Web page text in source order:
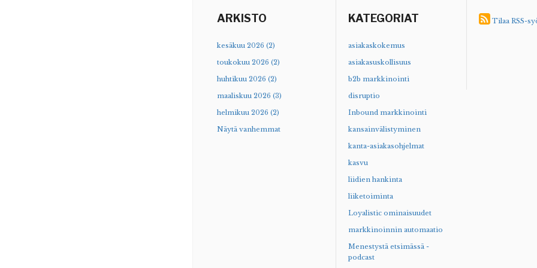
ARKISTO
kesäkuu 2026 (2)
toukokuu 2026 (2)
huhtikuu 2026 (2)
maaliskuu 2026 (3)
helmikuu 2026 (2)
Näytä vanhemmat
KATEGORIAT
asiakaskokemus
asiakasuskollisuus
b2b markkinointi
disruptio
Inbound markkinointi
kansainvälistyminen
kanta-asiakasohjelmat
kasvu
liidien hankinta
liiketoiminta
Loyalistic ominaisuudet
markkinoinnin automaatio
Menestystä etsimässä -
podcast
Tilaa RSS-